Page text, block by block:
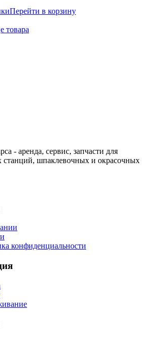
Перейти в корзину
товара
- аренда, сервис, запчасти для
станций, шпаклевочных и окрасочных
конфиденциальности